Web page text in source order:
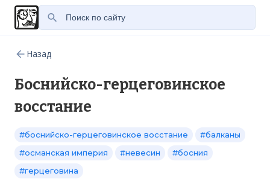
Назад
Боснийско-герцеговинское
восстание
#боснийско-герцеговинское восстание
#балканы
#османская империя
#невесин
#босния
#герцеговина